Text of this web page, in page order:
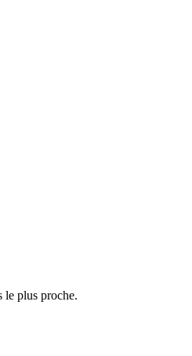
le plus proche.